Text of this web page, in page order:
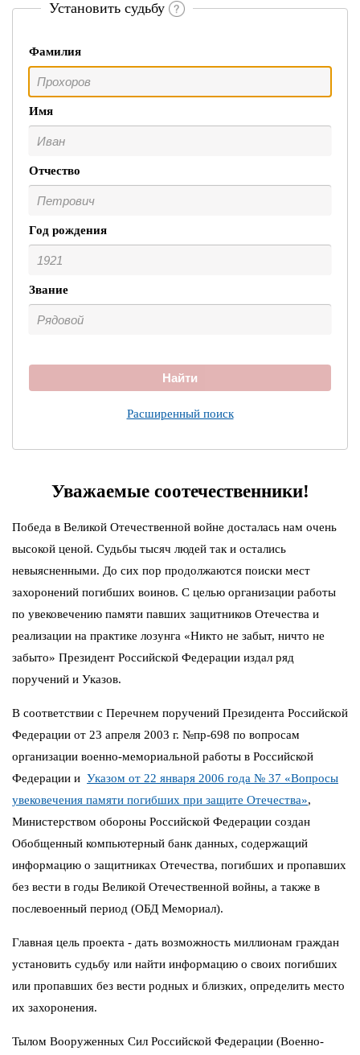
Установить судьбу
Фамилия
Имя
Отчество
Год рождения
Звание
Найти
Расширенный поиск
Уважаемые соотечественники!
Победа в Великой Отечественной войне досталась нам очень
высокой ценой. Судьбы тысяч людей так и остались
невыясненными. До сих пор продолжаются поиски мест
захоронений погибших воинов. С целью организации работы
по увековечению памяти павших защитников Отечества и
реализации на практике лозунга «Никто не забыт, ничто не
забыто» Президент Российской Федерации издал ряд
поручений и Указов.
В соответствии с Перечнем поручений Президента Российской
Федерации от 23 апреля 2003 г. №пр-698 по вопросам
организации военно-мемориальной работы в Российской
Федерации и Указом от 22 января 2006 года № 37 «Вопросы
увековечения памяти погибших при защите Отечества»,
Министерством обороны Российской Федерации создан
Обобщенный компьютерный банк данных, содержащий
информацию о защитниках Отечества, погибших и пропавших
без вести в годы Великой Отечественной войны, а также в
послевоенный период (ОБД Мемориал).
Главная цель проекта - дать возможность миллионам граждан
установить судьбу или найти информацию о своих погибших
или пропавших без вести родных и близких, определить место
их захоронения.
Тылом Вооруженных Сил Российской Федерации (Военно-